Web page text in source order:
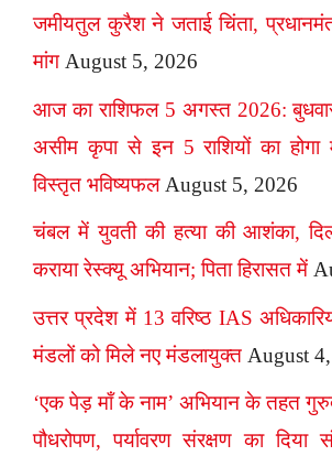
जमीयतुल कुरैश ने जताई चिंता,
मांग August 5, 2026
आज का राशिफल 5 अगस्त 2026:
असीम कृपा से इन 5 राशियों का होगा
विस्तृत भविष्यफल August 5, 2026
चंबल में युवती की हत्या की आशंका,
कराया रेस्क्यू अभियान; पिता हिरासत में
उत्तर प्रदेश में 13 वरिष्ठ IAS
मंडलों को मिले नए मंडलायुक्त August
‘एक पेड़ माँ के नाम’ अभियान के तहत
पौधरोपण, पर्यावरण संरक्षण का दिया